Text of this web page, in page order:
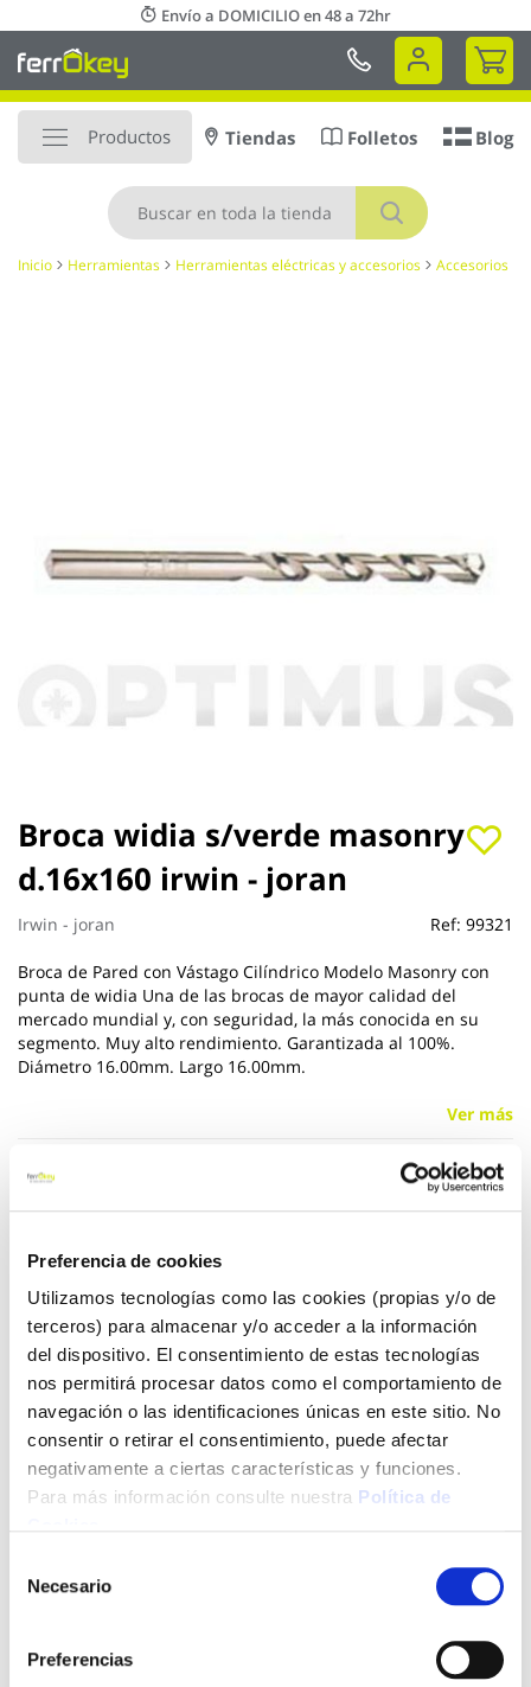
Preferencia de cookies
Utilizamos tecnologías como las cookies (propias y/o de
terceros) para almacenar y/o acceder a la información
del dispositivo. El consentimiento de estas tecnologías
nos permitirá procesar datos como el comportamiento de
navegación o las identificaciones únicas en este sitio. No
consentir o retirar el consentimiento, puede afectar
negativamente a ciertas características y funciones.
Para más información consulte nuestra Política de
Necesario
Preferencias
al
contenido
Envío a DOMICILIO en 48 a 72hr
Mi
Productos
Buscar
Tiendas Folletos Blog
Inicio Herramientas Herramientas eléctricas y accesorios Accesorios
Broca widia s/verde masonry
d.16x160 irwin - joran
Irwin - joran Ref: 99321
Broca de Pared con Vástago Cilíndrico Modelo Masonry con
punta de widia Una de las brocas de mayor calidad del
mercado mundial y, con seguridad, la más conocida en su
segmento. Muy alto rendimiento. Garantizada al 100%.
Diámetro 16.00mm. Largo 16.00mm.
Ver más
12,92 €
Click&Collect - Recogida gratis
en nuestras tiendas
Envío a domicilio:
5 días hábiles
+ INFO
Saltar
al
comienzo
de
la
de
imágenes
También te puede interesar